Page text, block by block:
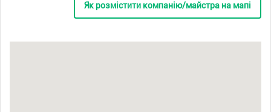
Як розмістити компанію/майстра на мапі